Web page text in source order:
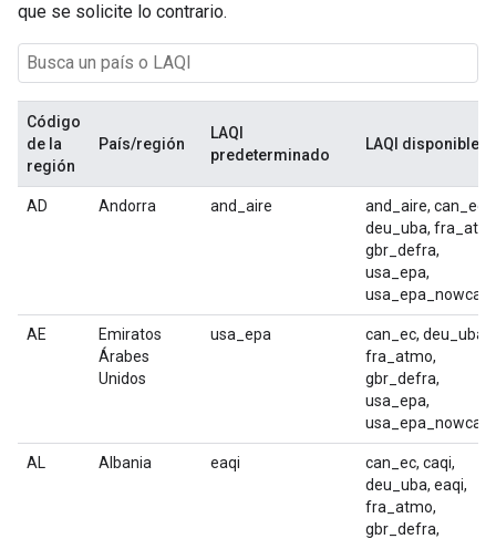
que se solicite lo contrario.
Código
de la
región
País/región
LAQI
predeterminado
LAQI disponibles
AD Andorra and_aire
and_aire, can_ec,
deu_uba,
gbr_defra,
usa_epa,
usa_epa_nowcast
AE
Emiratos
Árabes
Unidos
usa_epa
can_ec, deu_uba,
fra_atmo,
gbr_defra,
usa_epa,
usa_epa_nowcast
AL Albania eaqi
can_ec, caqi,
deu_uba, eaqi,
fra_atmo,
gbr_defra,